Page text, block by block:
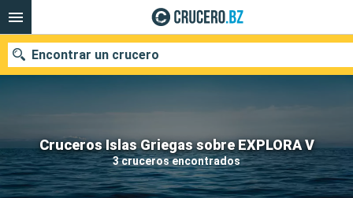
Cruceros Islas Griegas sobre EXPLORA V
3 cruceros encontrados
Encontrar un crucero
Nuestros destinos
Fecha de salida